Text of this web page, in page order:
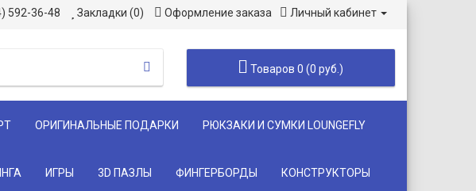
592-36-48 Закладки (0) Оформление заказа Личный кабинет
Товаров 0 (0 руб.)
ОРИГИНАЛЬНЫЕ ПОДАРКИ РЮКЗАКИ И СУМКИ LOUNGEFLY
ИГРЫ 3D ПАЗЛЫ ФИНГЕРБОРДЫ КОНСТРУКТОРЫ